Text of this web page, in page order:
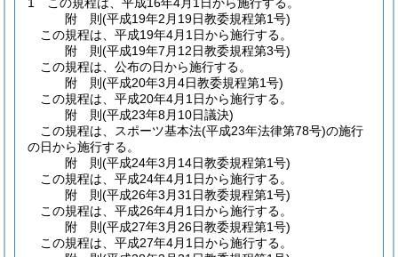
附 則(平成19年2月19日教委規程第1号)
この規程は、平成19年4月1日から施行する。
附 則(平成19年7月12日教委規程第3号)
この規程は、公布の日から施行する。
附 則(平成20年3月4日教委規程第1号)
この規程は、平成20年4月1日から施行する。
附 則(平成23年8月10日議決)
この規程は、スポーツ基本法(平成23年法律第78号)の施行
の日から施行する。
附 則(平成24年3月14日教委規程第1号)
この規程は、平成24年4月1日から施行する。
附 則(平成26年3月31日教委規程第1号)
この規程は、平成26年4月1日から施行する。
附 則(平成27年3月26日教委規程第1号)
この規程は、平成27年4月1日から施行する。